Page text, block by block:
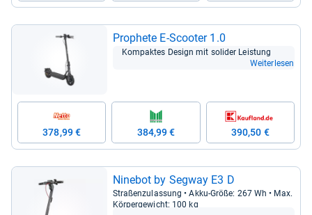
Pro­phete E-​Scoo­ter 1.0
Kom­pak­tes Design mit soli­der Leis­tung
Weiterlesen
378,99 € 384,99 € 390,50 €
Nine­bot by Seg­way E3 D
Stra­ßen­zu­las­sung • Akku-​Größe: 267 Wh • Max.
Kör­per­ge­wicht: 100 kg